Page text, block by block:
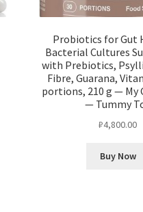
Probiotics for Gut
Bacterial Cultures
with Prebiotics,
Fibre, Guarana,
portions, 210 g — My
— Tummy
₽4,800.00
Buy Now